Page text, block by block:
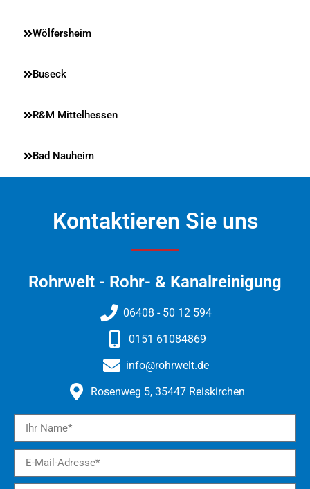
Wölfersheim
Buseck
R&M Mittelhessen
Bad Nauheim
Kontaktieren Sie uns
Rohrwelt - Rohr- & Kanalreinigung​
06408 - 50 12 594
0151 61084869
info@rohrwelt.de
Rosenweg 5, 35447 Reiskirchen